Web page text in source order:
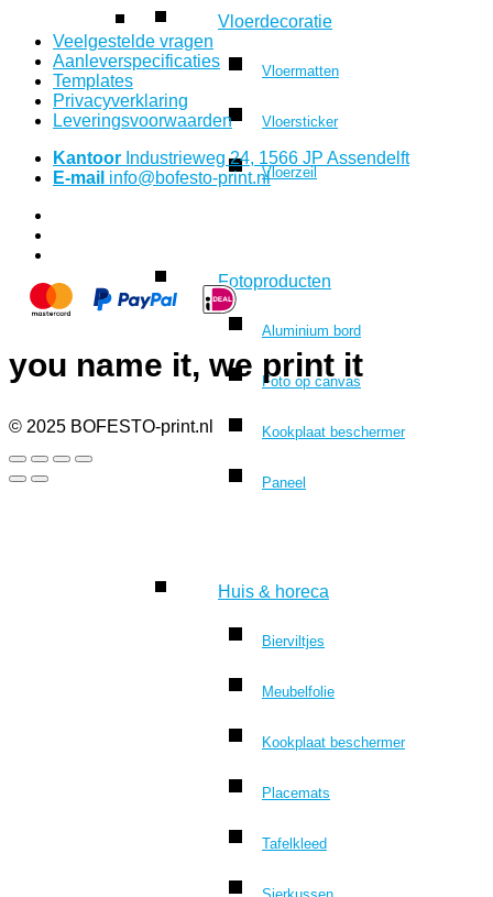
Vloerdecoratie
Vloermatten
Vloersticker
Vloerzeil
Fotoproducten
Aluminium bord
Foto op canvas
Kookplaat beschermer
Paneel
Huis & horeca
Bierviltjes
Meubelfolie
Kookplaat beschermer
Placemats
Tafelkleed
Veelgestelde vragen
Aanleverspecificaties
Templates
Privacyverklaring
Leveringsvoorwaarden
Kantoor Industrieweg 24, 1566 JP Assendelft
E-mail info@bofesto-print.nl
you name it, we print it
© 2025 BOFESTO-print.nl